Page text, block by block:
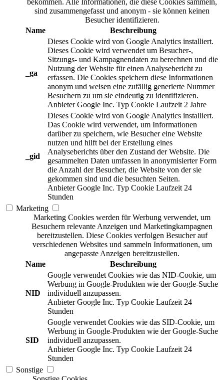
bekommen. Alle Informationen, die diese Cookies sammeln,
sind zusammengefasst und anonym - sie können keinen
Besucher identifizieren.
Name
Beschreibung
_ga
Dieses Cookie wird von Google Analytics installiert.
Dieses Cookie wird verwendet um Besucher-,
Sitzungs- und Kampagnendaten zu berechnen und die
Nutzung der Website für einen Analysebericht zu
erfassen. Die Cookies speichern diese Informationen
anonym und weisen eine zufällig generierte Nummer
Besuchern zu um sie eindeutig zu identifizieren.
Anbieter Google Inc. Typ Cookie Laufzeit 2 Jahre
_gid
Dieses Cookie wird von Google Analytics installiert.
Das Cookie wird verwendet, um Informationen
darüber zu speichern, wie Besucher eine Website
nutzen und hilft bei der Erstellung eines
Analyseberichts über den Zustand der Website. Die
gesammelten Daten umfassen in anonymisierter Form
die Anzahl der Besucher, die Website von der sie
gekommen sind und die besuchten Seiten.
Anbieter Google Inc. Typ Cookie Laufzeit 24
Stunden
Marketing
Marketing Cookies werden für Werbung verwendet, um
Besuchern relevante Anzeigen und Marketingkampagnen
bereitzustellen. Diese Cookies verfolgen Besucher auf
verschiedenen Websites und sammeln Informationen, um
angepasste Anzeigen bereitzustellen.
Name
Beschreibung
NID
Google verwendet Cookies wie das NID-Cookie, um
Werbung in Google-Produkten wie der Google-Suche
individuell anzupassen.
Anbieter Google Inc. Typ Cookie Laufzeit 24
Stunden
SID
Google verwendet Cookies wie das SID-Cookie, um
Werbung in Google-Produkten wie der Google-Suche
individuell anzupassen.
Anbieter Google Inc. Typ Cookie Laufzeit 24
Stunden
Sonstige